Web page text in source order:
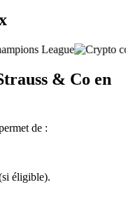
& Co en
de :
éligible).